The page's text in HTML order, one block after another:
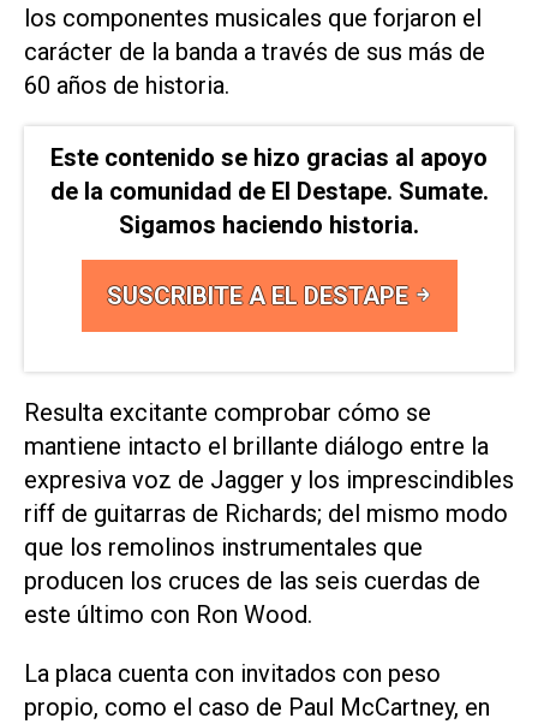
los componentes musicales que forjaron el
carácter de la banda a través de sus más de
60 años de historia.
Este contenido se hizo gracias al apoyo
de la comunidad de El Destape. Sumate.
Sigamos haciendo historia.
SUSCRIBITE A EL DESTAPE
Resulta excitante comprobar cómo se
mantiene intacto el brillante diálogo entre la
expresiva voz de Jagger y los imprescindibles
riff de guitarras de Richards; del mismo modo
que los remolinos instrumentales que
producen los cruces de las seis cuerdas de
este último con Ron Wood.
La placa cuenta con invitados con peso
propio, como el caso de Paul McCartney, en